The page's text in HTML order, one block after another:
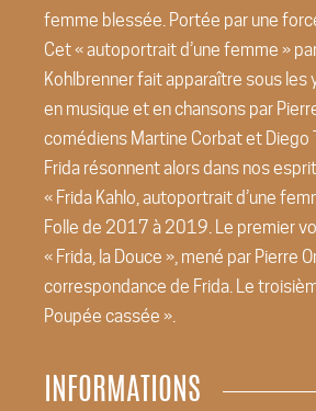
femme blessée. Portée par une
Cet « autoportrait d’une femme »
Kohlbrenner fait apparaître sous
en musique et en chansons par
comédiens Martine Corbat et Diego
Frida résonnent alors dans nos
« Frida Kahlo, autoportrait d’une
Folle de 2017 à 2019. Le premier
« Frida, la Douce », mené par
correspondance de Frida. Le
Poupée cassée ».
INFORMATIONS